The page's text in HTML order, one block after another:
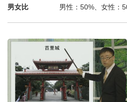
男女比 男性：50%、女性：